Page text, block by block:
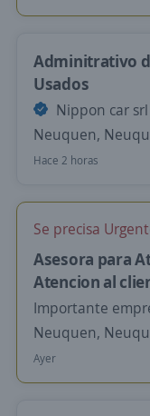
Adminitrativo
Usados
Nippon car srl
Neuquen,
Hace 2 horas
Se precisa
Asesora para
Atencion al
Importante
Neuquen,
Ayer